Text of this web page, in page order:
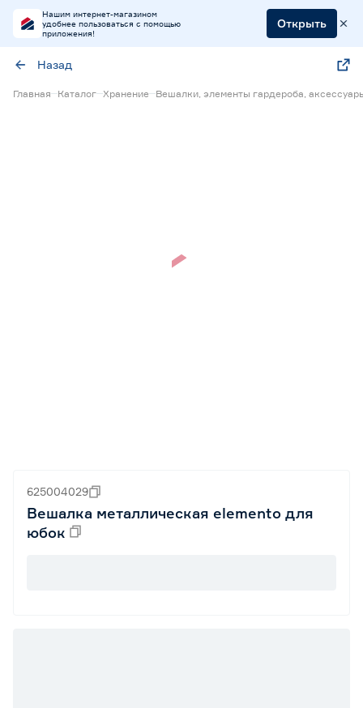
Нашим интернет-магазином
удобнее пользоваться с помощью
приложения!
Открыть
Назад
Главная Каталог Хранение Вешалки, элементы гардероба,
625004029
Вешалка металлическая elemento для
юбок